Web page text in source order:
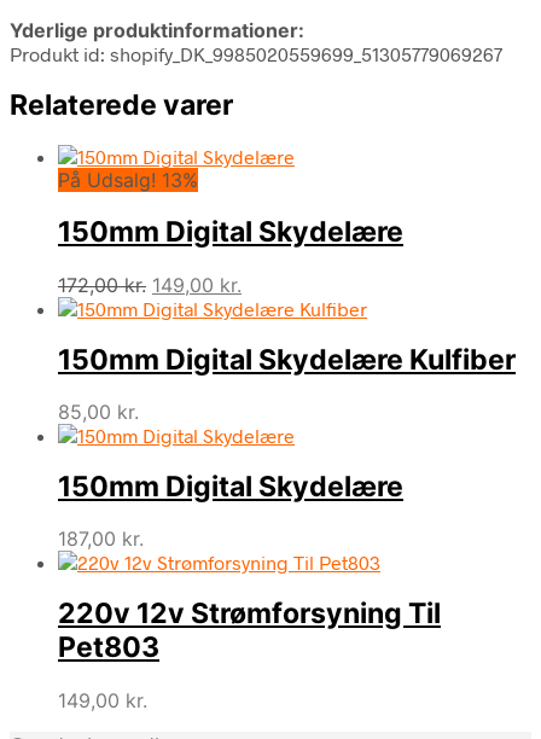
Yderlige produktinformationer:
Produkt id: shopify_DK_9985020559699_51305779069267
Relaterede varer
På Udsalg! 13%
150mm Digital Skydelære
172,00kr. Den
oprindelige
var:
172,00 kr..
149,00 kr.
aktuelle
er:
149,00 kr..
150mm Digital Skydelære Kulfiber
85,00 kr.
150mm Digital Skydelære
187,00 kr.
220v 12v Strømforsyning Til
Pet803
149,00 kr.